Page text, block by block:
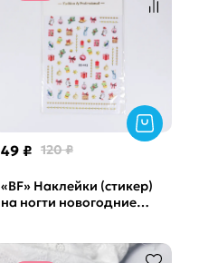
49 ₽ 120 ₽
«BF» Наклейки (стикер)
на ногти новогодние